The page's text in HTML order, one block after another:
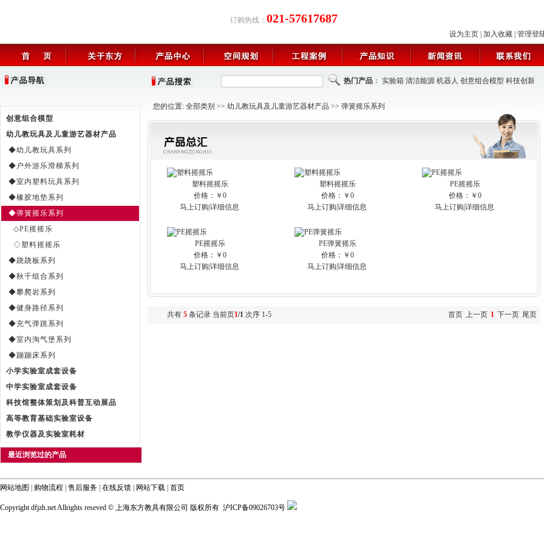
订购热线： 021-57617687
设为主页 加入收藏 管理登
热门产品 ： 实验箱 清洁能源 机器人 创意组合模型 科技创新
创意组合模型
幼儿教玩具及儿童游艺器材产品
◆幼儿教玩具系列
◆户外游乐滑梯系列
◆室内塑料玩具系列
◆橡胶地垫系列
◆弹簧摇乐系列
◇PE摇摇乐
◇塑料摇摇乐
◆跷跷板系列
◆秋千组合系列
◆攀爬岩系列
◆健身路径系列
◆充气弹跳系列
◆室内淘气堡系列
◆蹦蹦床系列
小学实验室成套设备
中学实验室成套设备
科技馆整体策划及科普互动展品
高等教育基础实验室设备
教学仪器及实验室耗材
最近浏览过的产品
您的位置: 全部类别 >> 幼儿教玩具及儿童游艺器材产品 >> 弹簧摇乐系列
塑料摇摇乐
价格：￥0
马上订购 详细信息
塑料摇摇乐
价格：￥0
马上订购 详细信息
PE摇摇乐
价格：￥0
马上订购 详细信息
PE摇摇乐
价格：￥0
马上订购 详细信息
PE弹簧摇乐
价格：￥0
马上订购 详细信息
共有5 条记录 当前页1/1 次序 1-5 首页 上一页 1 下一页 尾页
网站地图 购物流程 售后服务 在线反馈 网站下载 首页
Copyright dfjzh.net Allrights reseved © 上海东方教具有限公司 版权所有 沪ICP备09026703号